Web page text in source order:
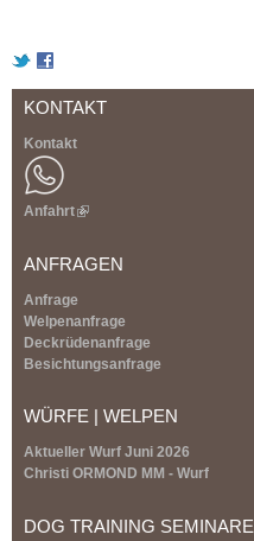
KONTAKT
Kontakt
Anfahrt(
i
n
k
i
s
e
e
r
n
)
ANFRAGEN
Anfrage
Welpenanfrage
Deckrüdenanfrage
Besichtungsanfrage
WÜRFE | WELPEN
Aktueller Wurf Juni 2026
Christi ORMOND MM - Wurf
DOG TRAINING SEMINARE